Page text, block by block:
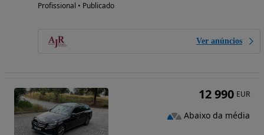
Profissional • Publicado
Ver anúncios
12 990 EUR
Abaixo da média